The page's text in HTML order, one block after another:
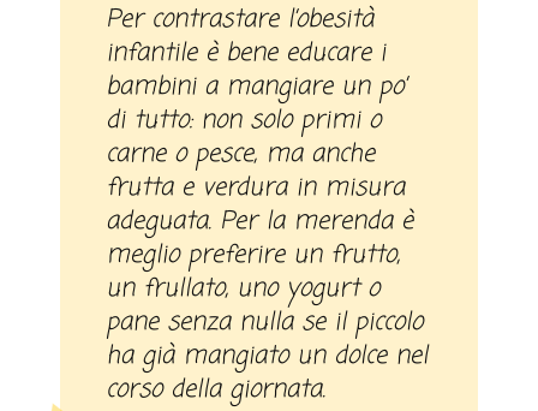
Per contrastare l’obesità
infantile è bene educare i
bambini a mangiare un po’
di tutto: non solo primi o
carne o pesce, ma anche
frutta e verdura in misura
adeguata. Per la merenda è
meglio preferire un frutto,
un frullato, uno yogurt o
pane senza nulla se il piccolo
ha già mangiato un dolce nel
corso della giornata.